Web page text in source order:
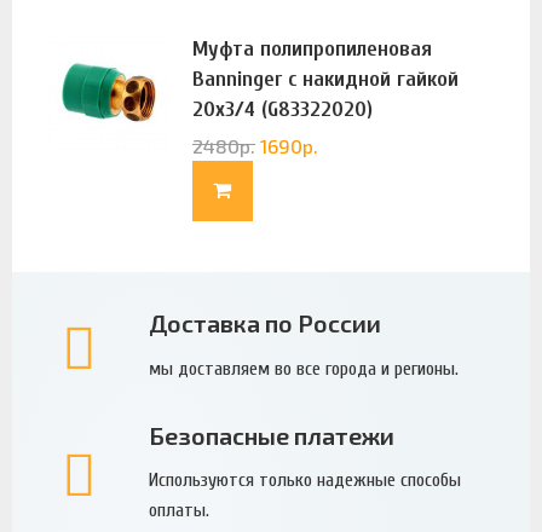
Муфта полипропиленовая
Banninger с накидной гайкой
20х3/4 (G83322020)
2480р. 1690р.
Доставка по России
мы доставляем во все города и регионы.
Безопасные платежи
Используются только надежные способы
оплаты.